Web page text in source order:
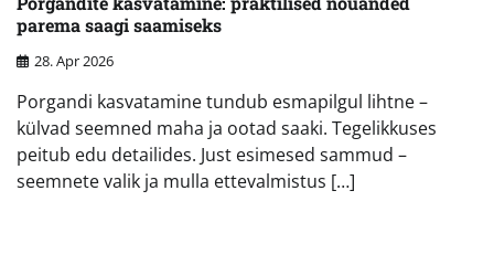
parema saagi saamiseks
28. Apr 2026
Porgandi kasvatamine tundub esmapilgul lihtne –
külvad seemned maha ja ootad saaki. Tegelikkuses
peitub edu detailides. Just esimesed sammud –
seemnete valik ja mulla ettevalmistus […]